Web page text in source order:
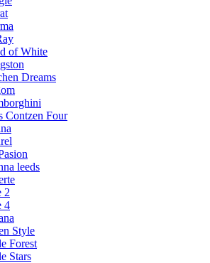
of White
Dreams
Contzen Four
leeds
2
4
Style
Forest
Stars